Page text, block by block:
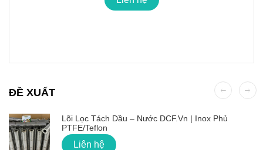
ĐỀ XUẤT
Lõi Lọc Tách Dầu – Nước DCF.vn | Inox Phủ
PTFE/Teflon
Liên hệ